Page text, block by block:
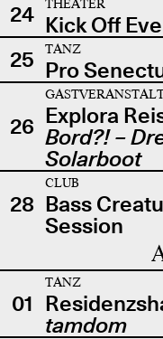
24
THEATER
Kick Off
25
TANZ
Pro
26 Explora
Bord?! –
Solarboot
28
CLUB
Bass
Session
01
TANZ
tamdom